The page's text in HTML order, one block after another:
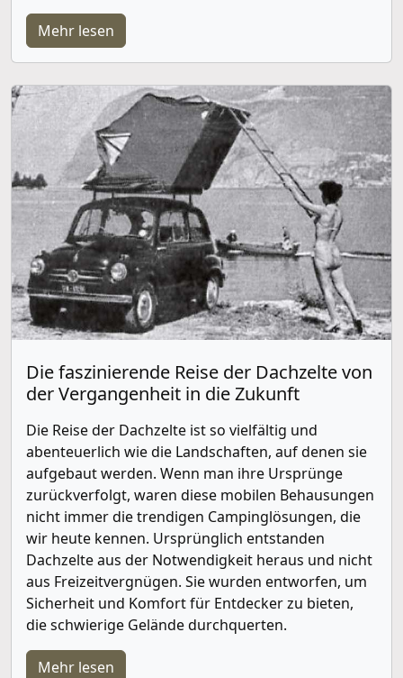
Mehr lesen
Die faszinierende Reise der Dachzelte von
der Vergangenheit in die Zukunft
Die Reise der Dachzelte ist so vielfältig und
abenteuerlich wie die Landschaften, auf denen sie
aufgebaut werden. Wenn man ihre Ursprünge
zurückverfolgt, waren diese mobilen Behausungen
nicht immer die trendigen Campinglösungen, die
wir heute kennen. Ursprünglich entstanden
Dachzelte aus der Notwendigkeit heraus und nicht
aus Freizeitvergnügen. Sie wurden entworfen, um
Sicherheit und Komfort für Entdecker zu bieten,
die schwierige Gelände durchquerten.
Mehr lesen